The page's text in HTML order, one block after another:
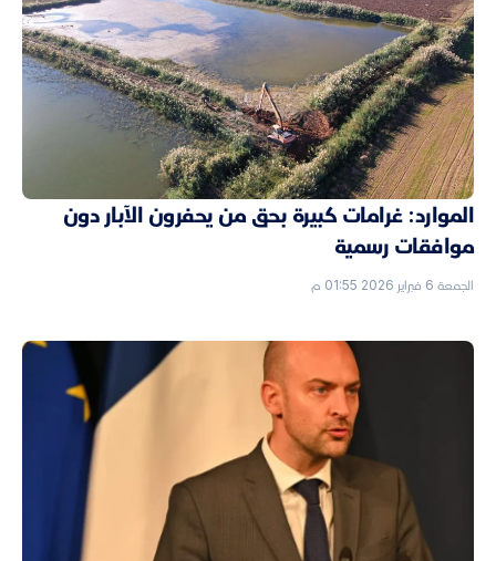
الموارد: غرامات كبيرة بحق من يحفرون الآبار دون
موافقات رسمية
الجمعة 6 فبراير 2026 01:55 م